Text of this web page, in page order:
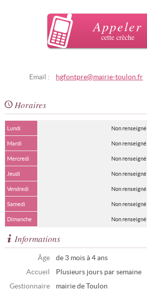
Appeler
cette crèche
Email : hgfontpre@mairie-toulon.fr
Horaires
Lundi Non renseigné
Mardi Non renseigné
Mercredi Non renseigné
Jeudi Non renseigné
Vendredi Non renseigné
Samedi Non renseigné
Dimanche Non renseigné
Informations
Âge
de 3 mois à 4 ans
Accueil
Plusieurs jours par semaine
Gestionnaire
mairie de Toulon